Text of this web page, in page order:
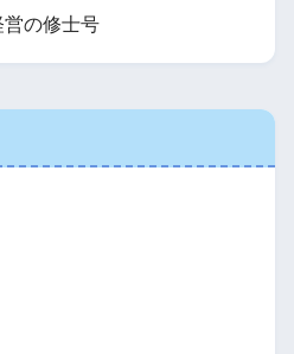
の修士号